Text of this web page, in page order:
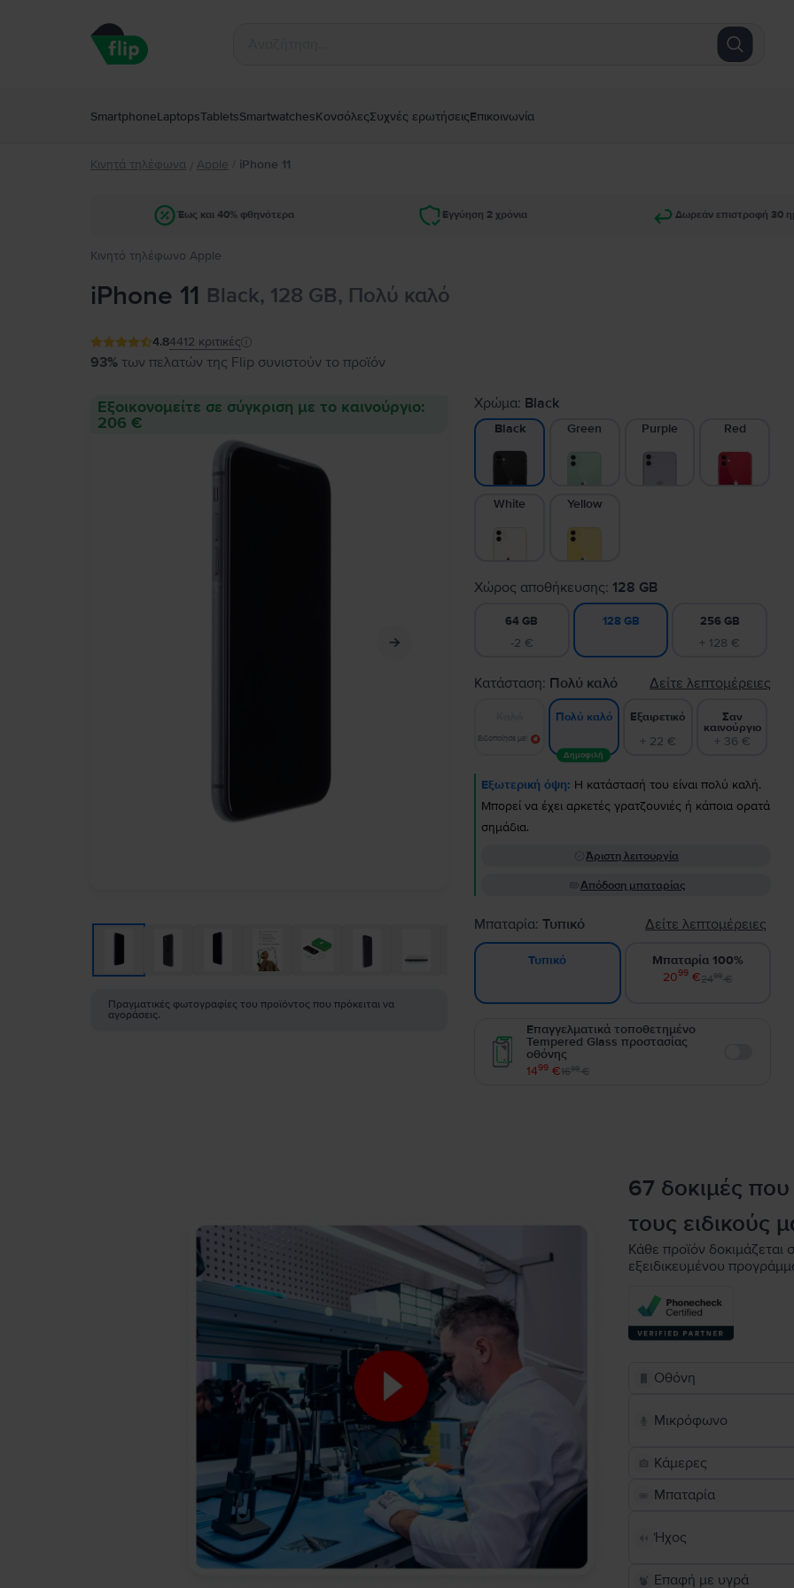
SmartphoneLaptopsTabletsSmartwatchesΚονσόλεςΣυχνές ερωτήσειςΕπικοινωνία
Κινητά τηλέφωνα / Apple / iPhone 11
Έως και 40% φθηνότερα Εγγύηση 2 χρόνια Δωρεάν επιστροφή 30
Κινητό τηλέφωνο Apple
iPhone 11 Black, 128 GB, Πολύ καλό
4.84412 κριτικές
93% των πελατών της Flip συνιστούν το προϊόν
Εξοικονομείτε σε σύγκριση με το καινούργιο:
206 €
Πραγματικές φωτογραφίες του προϊόντος που πρόκειται να
αγοράσεις.
Χρώμα: Black
Black Green Purple Red
White Yellow
Χώρος αποθήκευσης: 128 GB
64 GB
-2 €
128 GB 256 GB
+ 128 €
Κατάσταση: Πολύ καλό Δείτε λεπτομέρειες
Ειδοποίησε με!
Πολύ καλό
Δημοφιλή
Εξαιρετικό
+ 22 €
Σαν
καινούργιο
+ 36 €
Εξωτερική όψη: Η κατάστασή του είναι πολύ καλή.
Μπορεί να έχει αρκετές γρατζουνιές ή κάποια ορατά
σημάδια.
Άριστη λειτουργία
Απόδοση μπαταρίας
Μπαταρία:Τυπικό Δείτε λεπτομέρειες
Τυπικό
Μπαταρία 100%
2099 €2499€
Επαγγελματικά τοποθετημένο
Tempered Glass προστασίας
οθόνης
1499 €1699€
67 δοκιμές
τους ειδικούς
Κάθε προϊόν δοκιμάζεται
εξειδικευμένου
Οθόνη
Μικρόφωνο
Κάμερες
Μπαταρία
Ήχος
Επαφή με υγρά